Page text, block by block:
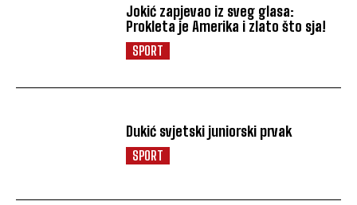
Jokić zapjevao iz sveg glasa:
Prokleta je Amerika i zlato što sja!
SPORT
Dukić svjetski juniorski prvak
SPORT